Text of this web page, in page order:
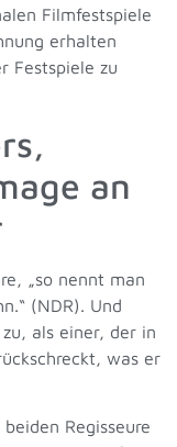
Filmfestspiele
erhalten
Festspiele zu
an
„so nennt man
(NDR). Und
als einer, der in
was er
Regisseure